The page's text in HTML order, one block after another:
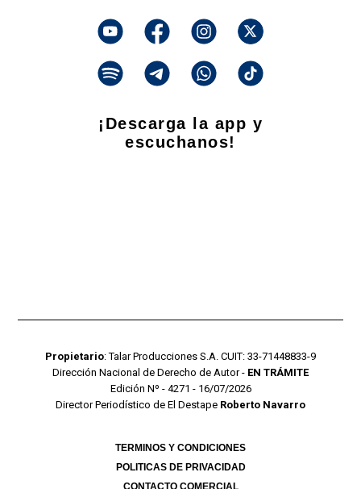
¡Descarga la app y
escuchanos!
Propietario: Talar Producciones S.A. CUIT: 33-71448833-9
Dirección Nacional de Derecho de Autor - EN TRÁMITE
Edición Nº - 4271 - 16/07/2026
Director Periodístico de El Destape Roberto Navarro
TERMINOS Y CONDICIONES
POLITICAS DE PRIVACIDAD
CONTACTO COMERCIAL